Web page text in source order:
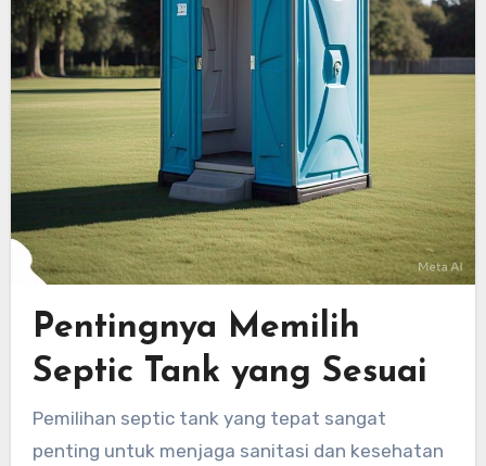
Pentingnya Memilih
Septic Tank yang Sesuai
Pemilihan septic tank yang tepat sangat
penting untuk menjaga sanitasi dan kesehatan